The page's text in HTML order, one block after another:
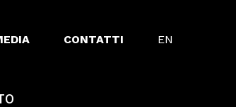
CONTATTI EN